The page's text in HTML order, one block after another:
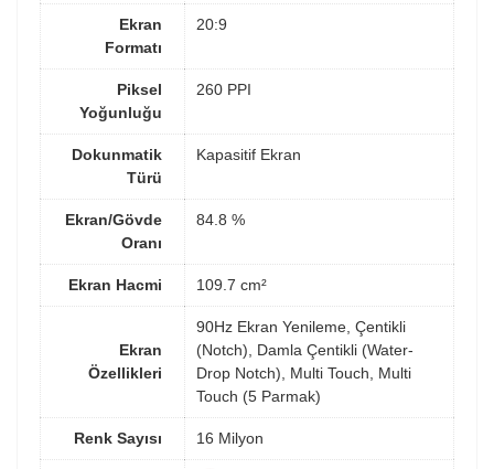
Ekran
Formatı
20:9
Piksel
Yoğunluğu
260 PPI
Dokunmatik
Türü
Kapasitif Ekran
Ekran/Gövde
Oranı
84.8 %
Ekran Hacmi 109.7 cm²
Ekran
Özellikleri
90Hz Ekran Yenileme, Çentikli
(Notch), Damla Çentikli (Water-
Drop Notch), Multi Touch, Multi
Touch (5 Parmak)
Renk Sayısı 16 Milyon